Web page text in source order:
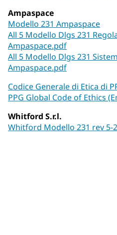
Ampaspace
Modello 231 Ampaspace
All 5 Modello Dlgs 231
Ampaspace.pdf
All 5 Modello Dlgs 231
Ampaspace.pdf
Codice Generale di Etica di
PPG Global Code of Ethics
Whitford S.r.l.
Whitford Modello 231 rev 5-